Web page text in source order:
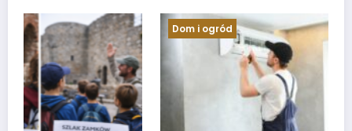
Dom i ogród